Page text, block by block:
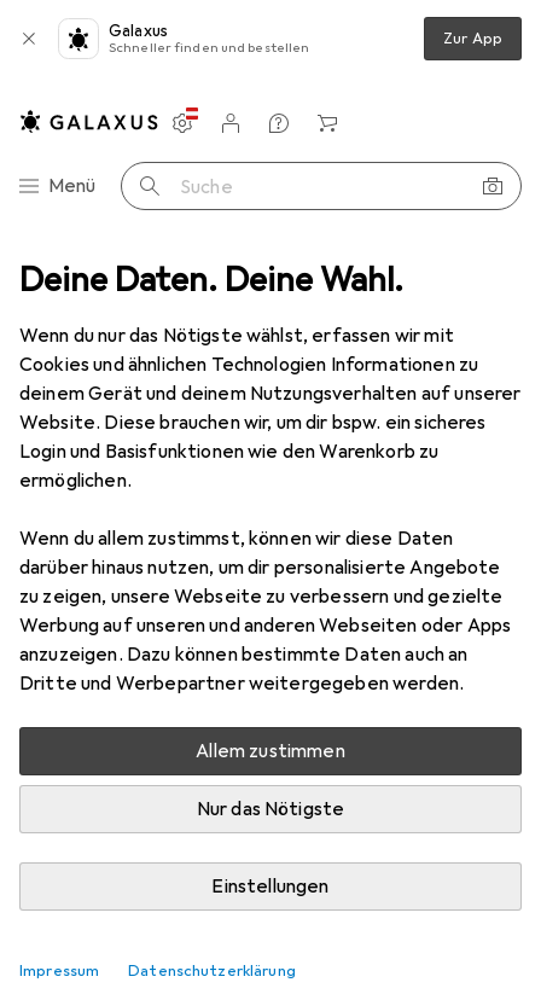
Deine Daten. Deine Wahl.
Wenn du nur das Nötigste wählst, erfassen wir mit
Cookies und ähnlichen Technologien Informationen zu
deinem Gerät und deinem Nutzungsverhalten auf unserer
Website. Diese brauchen wir, um dir bspw. ein sicheres
Login und Basisfunktionen wie den Warenkorb zu
ermöglichen.
Wenn du allem zustimmst, können wir diese Daten
darüber hinaus nutzen, um dir personalisierte Angebote
zu zeigen, unsere Webseite zu verbessern und gezielte
Werbung auf unseren und anderen Webseiten oder Apps
anzuzeigen. Dazu können bestimmte Daten auch an
Dritte und Werbepartner weitergegeben werden.
Allem zustimmen
Nur das Nötigste
Einstellungen
Impressum Datenschutzerklärung
Galaxus
Schneller finden und bestellen Zur App
Navigation nach Kategorien
Menü Suche
Einstellungen
Kundenkonto
Vergleichslisten
Merklisten
Warenkorb
Raspel + Feile Pferd Tiefenbegrenzerfeile 200
2 Bilder
PferdTiefenbegrenzerfeile 200
Preis in EUR inkl. MwSt.
EUR
99,16
1
Bewertungen
Zwischen Do, 20.8. und Do, 27.8. geliefert
Mehr als 10 Stück an Lager beim Lieferanten
Benachrichtigen, wenn schneller verfügbar
In den Warenkorb